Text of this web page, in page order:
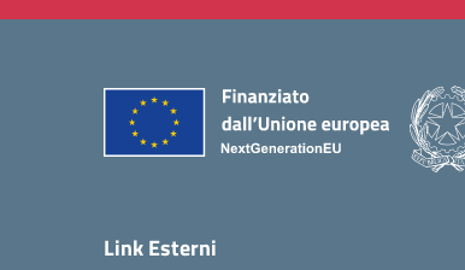
Link Esterni